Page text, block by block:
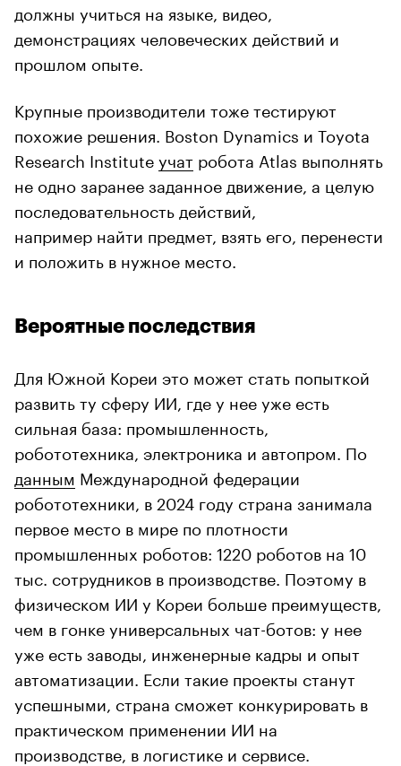
должны учиться на языке, видео,
демонстрациях человеческих действий и
прошлом опыте.
Крупные производители тоже тестируют
похожие решения. Boston Dynamics и Toyota
Research Instituteучат робота Atlas выполнять
не одно заранее заданное движение, а целую
последовательность действий,
например найти предмет, взять его, перенести
и положить в нужное место.
Вероятные последствия
Для Южной Кореи это может стать попыткой
развить ту сферу ИИ, где у нее уже есть
сильная база: промышленность,
робототехника, электроника и автопром. По
данным Международной федерации
робототехники, в 2024 году страна занимала
первое место в мире по плотности
промышленных роботов: 1220 роботов на 10
тыс. сотрудников в производстве. Поэтому в
физическом ИИ у Кореи больше преимуществ,
чем в гонке универсальных чат-ботов: у нее
уже есть заводы, инженерные кадры и опыт
автоматизации. Если такие проекты станут
успешными, страна сможет конкурировать в
практическом применении ИИ на
производстве, в логистике и сервисе.